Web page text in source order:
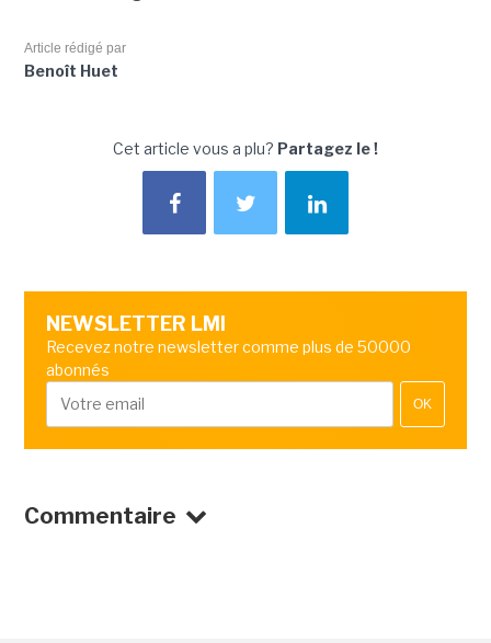
Article rédigé par
Benoît Huet
Cet article vous a plu? Partagez le !
NEWSLETTER LMI
Recevez notre newsletter comme plus de 50000
abonnés
OK
Commentaire